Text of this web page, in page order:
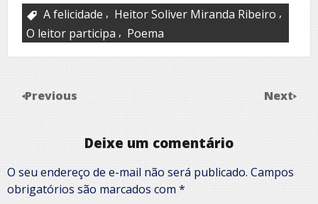
A felicidade , Heitor Soliver Miranda Ribeiro ,
O leitor participa , Poema
Previous Next
Deixe um comentário
O seu endereço de e-mail não será publicado. Campos
obrigatórios são marcados com *